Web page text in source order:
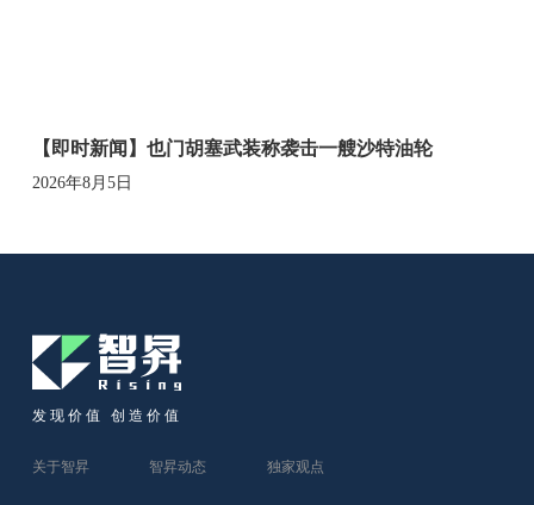
【即时新闻】也门胡塞武装称袭击一艘沙特油轮
2026年8月5日
发现价值 创造价值
关于智昇 智昇动态 独家观点